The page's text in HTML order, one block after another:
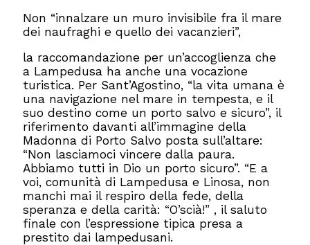
Non “innalzare un muro invisibile fra il mare
dei naufraghi e quello dei vacanzieri”,
la raccomandazione per un’accoglienza che
a Lampedusa ha anche una vocazione
turistica. Per Sant’Agostino, “la vita umana è
una navigazione nel mare in tempesta, e il
suo destino come un porto salvo e sicuro”, il
riferimento davanti all’immagine della
Madonna di Porto Salvo posta sull’altare:
“Non lasciamoci vincere dalla paura.
Abbiamo tutti in Dio un porto sicuro”. “E a
voi, comunità di Lampedusa e Linosa, non
manchi mai il respiro della fede, della
speranza e della carità: “O’scià!” , il saluto
finale con l’espressione tipica presa a
prestito dai lampedusani.